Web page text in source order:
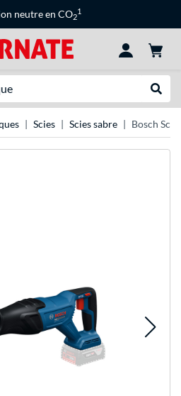
neutre en CO2
1
Scies Scies sabre Bosch Scie